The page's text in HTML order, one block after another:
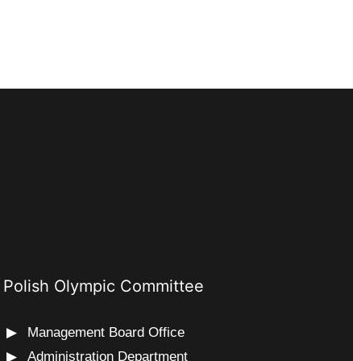
Polish Olympic Committee
Management Board Office
Administration Department